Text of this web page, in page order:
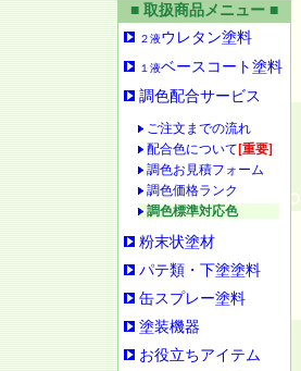
■ 取扱商品メニュー ■
２液ウレタン塗料
１液ベースコート塗料
調色配合サービス
ご注文までの流れ
配合色について [重要]
調色お見積フォーム
調色価格ランク
調色標準対応色
粉末状塗材
パテ類・下塗塗料
缶スプレー塗料
塗装機器
お役立ちアイテム